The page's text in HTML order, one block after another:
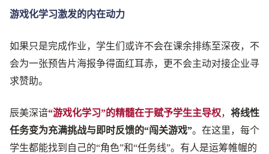
游戏化学习激发的内在动力
如果只是完成作业，学生们或许不会在课余排练至深夜，不
会为一张预告片海报争得面红耳赤，更不会主动对接企业寻
求赞助。
辰美深谙“游戏化学习”的精髓在于赋予学生主导权， 将线性
任务变为充满挑战与即时反馈的“闯关游戏”。在这里，每个
学生都能找到自己的“角色”和“任务线”。有人是运筹帷幄的